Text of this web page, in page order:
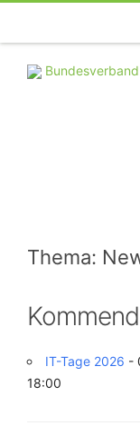
Thema:
IT-Tage 2026 -
18:00